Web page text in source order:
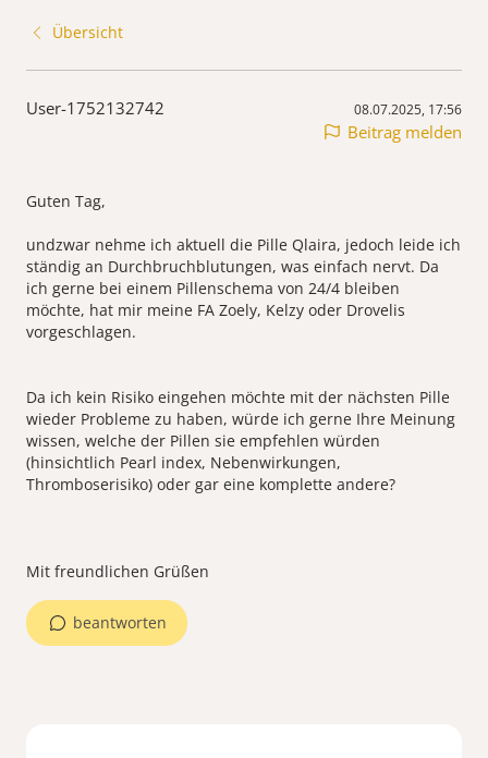
Übersicht
User-1752132742 08.07.2025, 17:56
Beitrag melden
Guten Tag,
undzwar nehme ich aktuell die Pille Qlaira, jedoch leide ich
ständig an Durchbruchblutungen, was einfach nervt. Da
ich gerne bei einem Pillenschema von 24/4 bleiben
möchte, hat mir meine FA Zoely, Kelzy oder Drovelis
vorgeschlagen.
Da ich kein Risiko eingehen möchte mit der nächsten Pille
wieder Probleme zu haben, würde ich gerne Ihre Meinung
wissen, welche der Pillen sie empfehlen würden
(hinsichtlich Pearl index, Nebenwirkungen,
Thromboserisiko) oder gar eine komplette andere?
beantworten